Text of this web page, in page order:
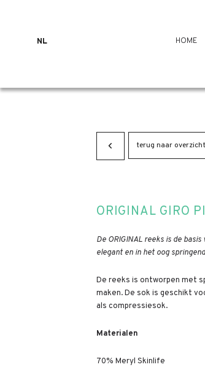
NL HOME
terug naar overzicht
ORIGINAL GIRO
De ORIGINAL reeks is de
elegant en in het oog
De reeks is ontworpen met
maken. De sok is geschikt
als compressiesok.
Materialen
70% Meryl Skinlife